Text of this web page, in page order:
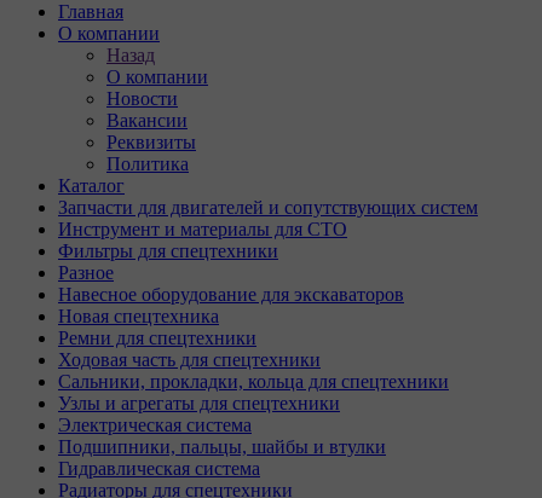
Главная
О компании
Назад
О компании
Новости
Вакансии
Реквизиты
Политика
Каталог
Запчасти для двигателей и сопутствующих систем
Инструмент и материалы для СТО
Фильтры для спецтехники
Разное
Навесное оборудование для экскаваторов
Новая спецтехника
Ремни для спецтехники
Ходовая часть для спецтехники
Сальники, прокладки, кольца для спецтехники
Узлы и агрегаты для спецтехники
Электрическая система
Подшипники, пальцы, шайбы и втулки
Гидравлическая система
Радиаторы для спецтехники